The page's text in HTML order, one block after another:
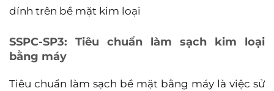
dính trên bề mặt kim loại
SSPC-SP3: Tiêu chuẩn làm sạch kim loại
bằng máy
Tiêu chuẩn làm sạch bề mặt bằng máy là việc sử